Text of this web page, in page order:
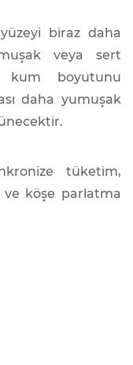
yüzeyi biraz daha
veya sert
kum boyutunu
daha yumuşak
tüketim,
ve köşe parlatma